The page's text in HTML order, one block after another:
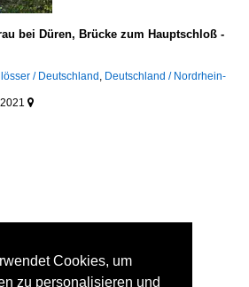
bei Düren, Brücke zum Hauptschloß -
/ Deutschland Deutschland / Nordrhein-

Cookies, um
zu personalisieren und